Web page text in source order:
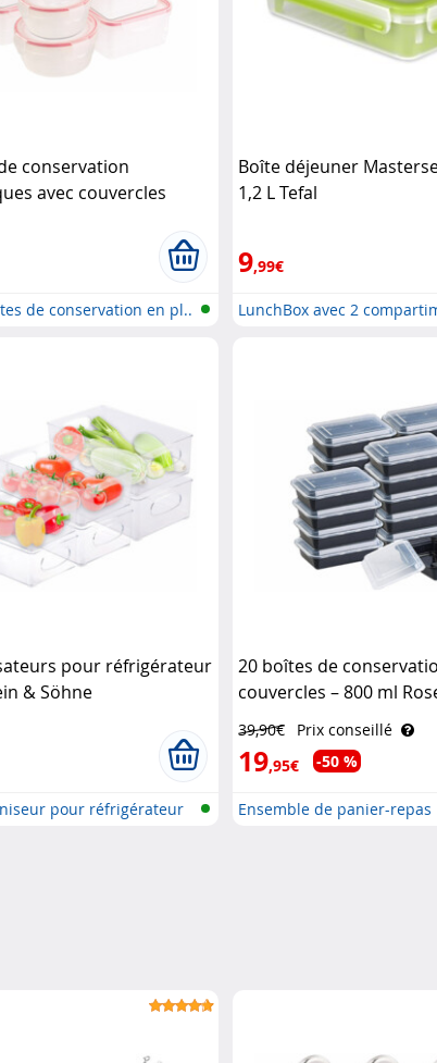
conservation
avec couvercles
de conservation en pl..
Boîte déjeuner
1,2 L Tefal
9,99€
LunchBox avec 2
pour réfrigérateur
& Söhne
pour réfrigérateur
20 boîtes de
couvercles – 800 ml
39,90€ Prix conseillé
19,95€ -50 %
Ensemble de panier-repas